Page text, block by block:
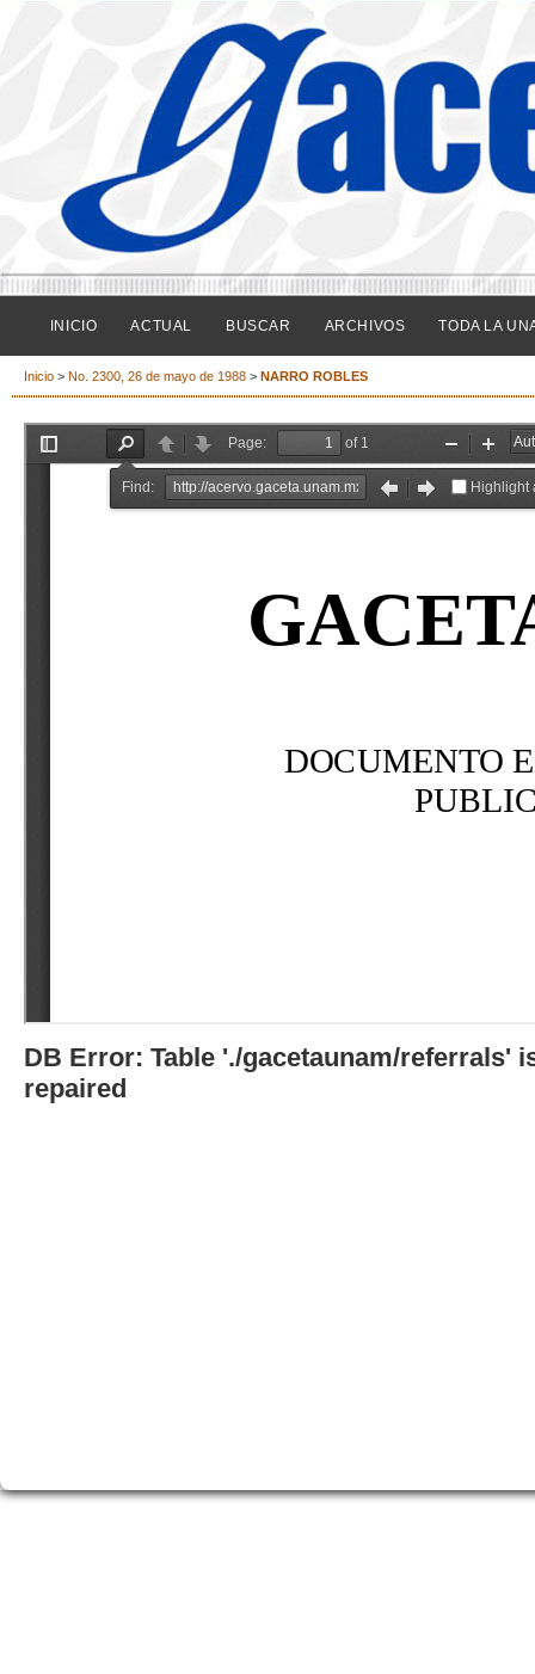
INICIO ACTUAL BUSCAR ARCHIVOS TODA LA
Inicio > No. 2300, 26 de mayo de 1988 > NARRO ROBLES
DB Error: Table './gacetaunam/referrals'
repaired